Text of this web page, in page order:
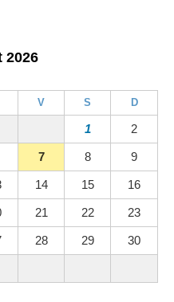
2026
V S D
1 2
7 8 9
14 15 16
21 22 23
28 29 30